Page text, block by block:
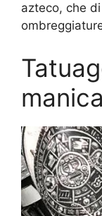
azteco, che
manica